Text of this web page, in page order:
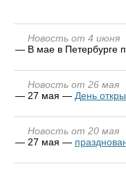
Новость от 4 июня
— В мае в Петербурге
Новость от 26 мая
— 27 мая — День
Новость от 20 мая
— 27 мая —